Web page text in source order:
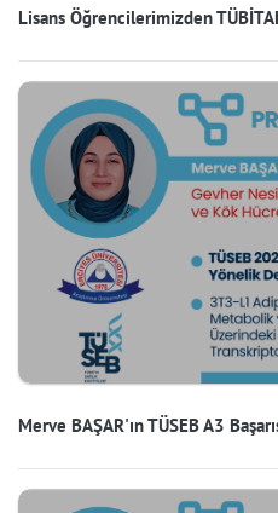
Lisans Öğrencilerimizden
Merve BAŞAR'ın TÜSEB A3